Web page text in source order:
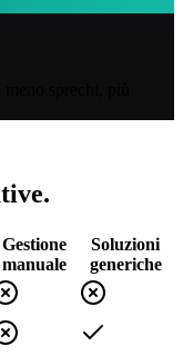
Gestione
manuale
Soluzioni
generiche